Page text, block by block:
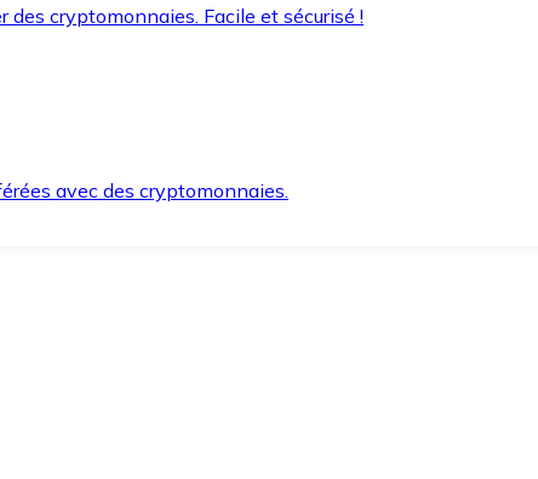
cryptomonnaies. Facile et sécurisé !
avec des cryptomonnaies.
et en toute sécurité.
lorsque vous en avez besoin.